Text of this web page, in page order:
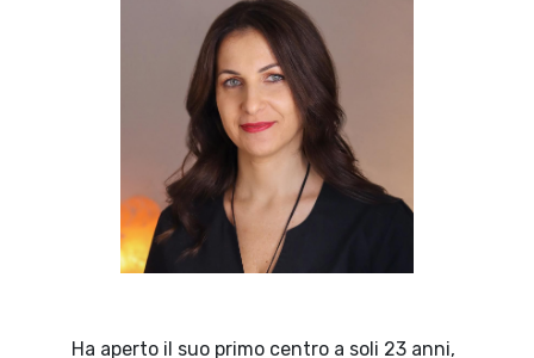
Ha aperto il suo primo centro a soli 23 anni,